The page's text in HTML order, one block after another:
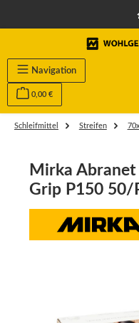
Navigation
0,00 €
Schleifmittel Streifen
Mirka Abranet
Grip P150 50/